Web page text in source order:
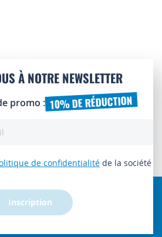
À NOTRE NEWSLETTER
promo : 10% DE RÉDUCTION
de confidentialité de la société
Inscription